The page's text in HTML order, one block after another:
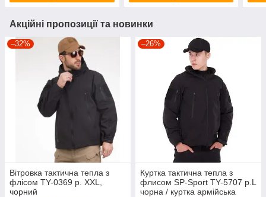
Акційні пропозиції та новинки
–32%
Вітровка тактична тепла з
флісом TY-0369 р. XXL,
чорний
–26%
Куртка тактична тепла з
флисом SP-Sport TY-5707 р.L
чорна / куртка армійська